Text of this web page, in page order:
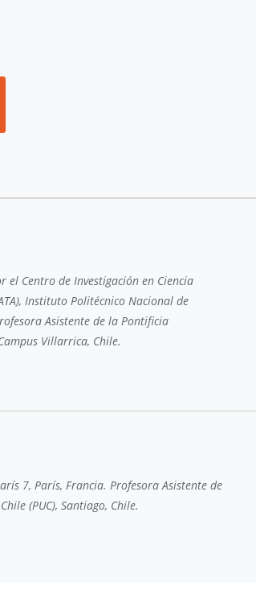
el Centro de Investigación en Ciencia
Instituto Politécnico Nacional de
Asistente de la Pontificia
Villarrica, Chile.
7, París, Francia. Profesora Asistente de
(PUC), Santiago, Chile.